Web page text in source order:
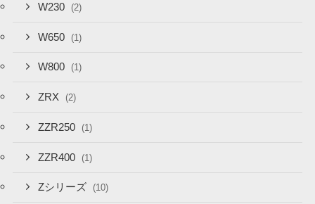
W230 (2)
W650 (1)
W800 (1)
ZRX (2)
ZZR250 (1)
ZZR400 (1)
Zシリーズ (10)